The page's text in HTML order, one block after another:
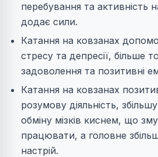
перебування та активність
додає сили.
Катання на ковзанах
стресу та депресії, більше
задоволення та позитивні
Катання на ковзанах
розумову діяльність,
обміну мізків киснем, що
працювати, а головне
настрій.